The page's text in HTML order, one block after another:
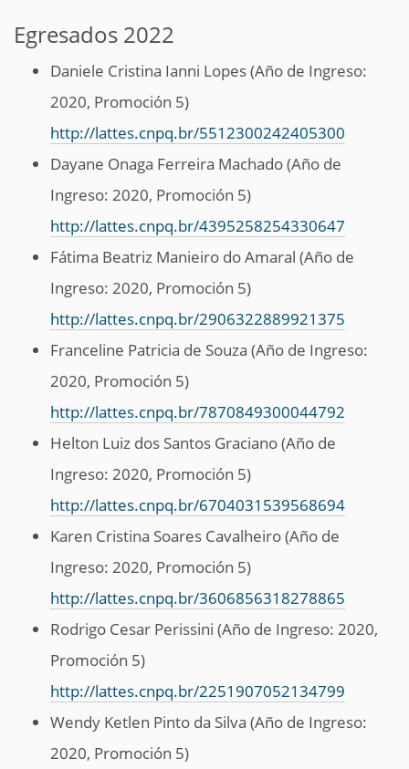
Egresados 2022
Daniele Cristina Ianni Lopes (Año de Ingreso:
2020, Promoción 5)
http://lattes.cnpq.br/5512300242405300
Dayane Onaga Ferreira Machado (Año de
Ingreso: 2020, Promoción 5)
http://lattes.cnpq.br/4395258254330647
Fátima Beatriz Manieiro do Amaral (Año de
Ingreso: 2020, Promoción 5)
http://lattes.cnpq.br/2906322889921375
Franceline Patricia de Souza (Año de Ingreso:
2020, Promoción 5)
http://lattes.cnpq.br/7870849300044792
Helton Luiz dos Santos Graciano (Año de
Ingreso: 2020, Promoción 5)
http://lattes.cnpq.br/6704031539568694
Karen Cristina Soares Cavalheiro (Año de
Ingreso: 2020, Promoción 5)
http://lattes.cnpq.br/3606856318278865
Rodrigo Cesar Perissini (Año de Ingreso: 2020,
Promoción 5)
http://lattes.cnpq.br/2251907052134799
Wendy Ketlen Pinto da Silva (Año de Ingreso:
2020, Promoción 5)